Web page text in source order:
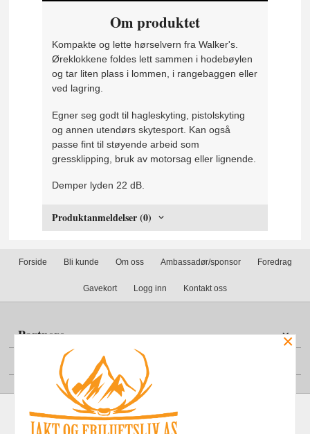
Om produktet
Kompakte og lette hørselvern fra Walker's.
Øreklokkene foldes lett sammen i hodebøylen
og tar liten plass i lommen, i rangebaggen eller
ved lagring.
Egner seg godt til hagleskyting, pistolskyting
og annen utendørs skytesport. Kan også
passe fint til støyende arbeid som
gressklipping, bruk av motorsag eller lignende.
Demper lyden 22 dB.
Produktanmeldelser (0)
Forside Bli kunde Om oss Ambassadør/sponsor Foredrag
Gavekort Logg inn Kontakt oss
Partnere
Din konto
×